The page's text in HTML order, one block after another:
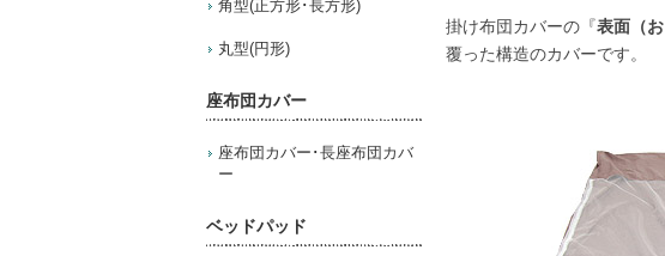
角型(正方形･長方形)
丸型(円形)
座布団カバー
座布団カバー･長座布団カバ
ー
ベッドパッド
掛け布団カバーの『表面（
覆った構造のカバーです。